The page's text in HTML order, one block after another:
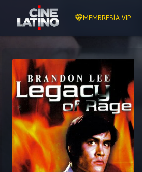
MEMBRESÍA VIP